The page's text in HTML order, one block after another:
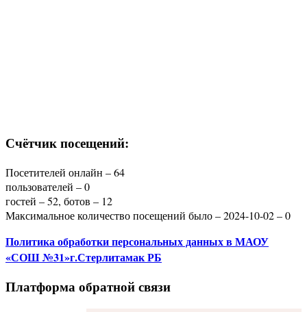
Счётчик посещений:
Посетителей онлайн – 64
пользователей – 0
гостей – 52, ботов – 12
Максимальное количество посещений было – 2024-10-02 – 0
Политика обработки персональных данныхв МАОУ
«СОШ №31»г.Стерлитамак РБ
Платформа обратной связи